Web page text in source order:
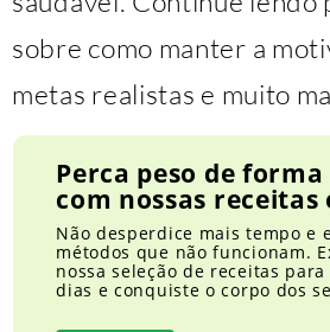
sobre como manter a
metas realistas e muito
Perca peso de
com nossas receitas
Não desperdice mais tempo e
métodos que não funcionam.
nossa seleção de receitas
dias e conquiste o corpo dos